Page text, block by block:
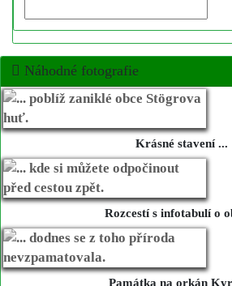
Náhodné fotografie
Krásné stavení ...
Rozcestí s infotabulí o
Památka na orkán